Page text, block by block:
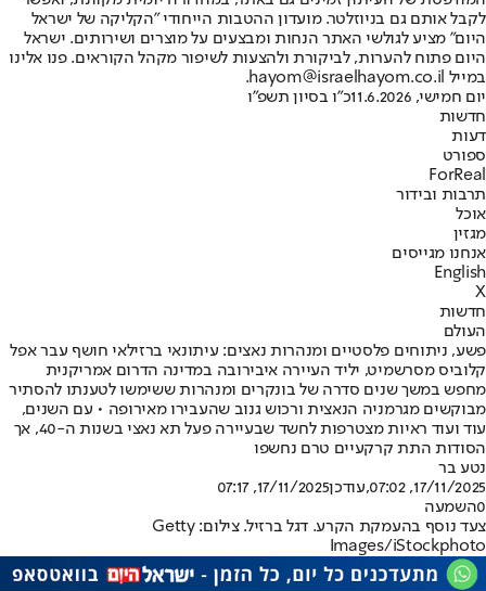
לקבל אותם גם בניוזלטר. מועדון ההטבות הייחודי "הקליקה של ישראל
היום" מציע לגולשי האתר הנחות ומבצעים על מוצרים ושירותים. ישראל
היום פתוח להערות, לביקורת ולהצעות לשיפור מקהל הקוראים. פנו אלינו
במייל hayom@israelhayom.co.il.
יום חמישי, 11.6.2026
כ"ו בסיון תשפ"ו
חדשות
דעות
ספורט
ForReal
תרבות ובידור
אוכל
מגזין
אנחנו מגייסים
English
X
חדשות
העולם
פשע, ניתוחים פלסטיים ומנהרות נאצים: עיתונאי ברזילאי חושף עבר אפל
קלוביס מסרשמיט, יליד העיירה איבירובה במדינה הדרום אמריקנית
מחפש במשך שנים סדרה של בונקרים ומנהרות ששימשו לטענתו להסתיר
מבוקשים מגרמניה הנאצית ורכוש גנוב שהעבירו מאירופה • עם השנים,
עוד ועוד ראיות מצטרפות לחשד שבעיירה פעל תא נאצי בשנות ה-40, אך
הסודות התת קרקעיים טרם נחשפו
נטע בר
17/11/2025, 07:02
,עודכן17/11/2025, 07:17
0השמעה
צעד נוסף בהעמקת הקרע. דגל ברזיל. צילום: Getty
Images/iStockphoto